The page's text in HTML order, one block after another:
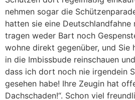
nehmen sogar die
hatten sie eine Deutschlandfahne
tragen weder Bart noch
wohne direkt gegenüber, und Sie
in die Imbissbude reinschauen
dass ich dort noch nie irgendein
gesehen habe! Ihre Zeugin hat
Dachschaden!“. Schon viel